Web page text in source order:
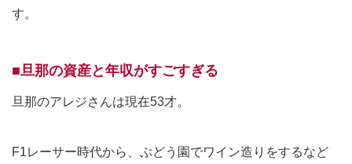
す。
■旦那の資産と年収がすごすぎる
旦那のアレジさんは現在53才。
F1レーサー時代から、ぶどう園でワイン造りをするなど